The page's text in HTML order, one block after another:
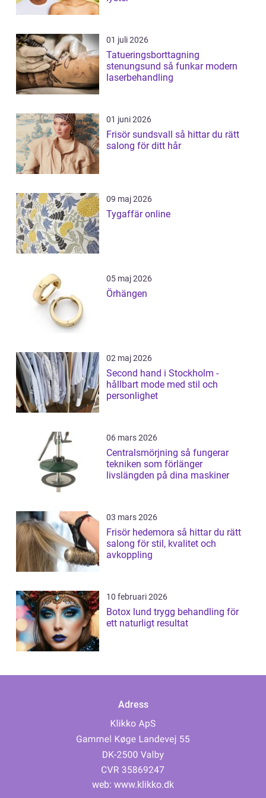
01 juli 2026
Tatueringsborttagning
stenungsund så funkar modern
laserbehandling
01 juni 2026
Frisör sundsvall så hittar du rätt
salong för ditt hår
09 maj 2026
Tygaffär online
05 maj 2026
Örhängen
02 maj 2026
Second hand i Stockholm -
hållbart mode med stil och
personlighet
06 mars 2026
Centralsmörjning så fungerar
tekniken som förlänger
livslängden på dina maskiner
03 mars 2026
Frisör hedemora så hittar du rätt
salong för stil, kvalitet och
avkoppling
10 februari 2026
Botox lund trygg behandling för
ett naturligt resultat
Adress
web: www.klikko.dk